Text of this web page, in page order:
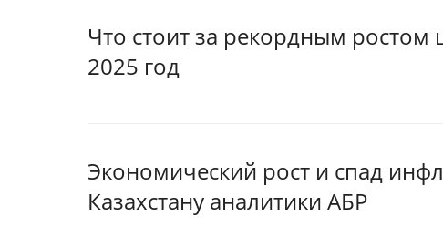
Что стоит за рекордным ростом
2025 год
Экономический рост и спад
Казахстану аналитики АБР